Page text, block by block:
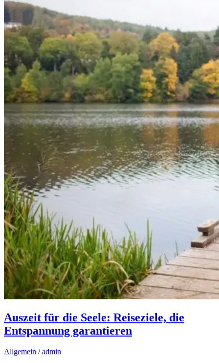
Tricks
für
den
Urlaub
Auszeit für die Seele: Reiseziele, die
Entspannung garantieren
Allgemein /admin